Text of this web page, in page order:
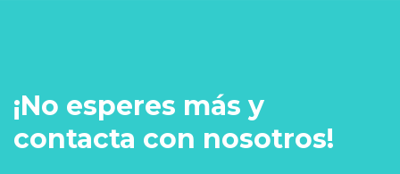
¡No esperes más y
contacta con nosotros!